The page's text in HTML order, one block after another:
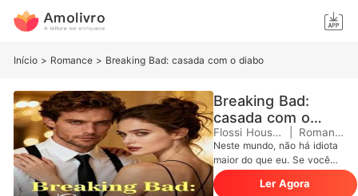
Início > Romance > Breaking Bad: casada com o diabo
Breaking Bad:
casada com o
diabo
Flossi Housley Romance
Neste mundo, não há idiota
maior do que eu. Se você
acha que é idiota, é porque
ainda não me conheceu.
Ler Agora